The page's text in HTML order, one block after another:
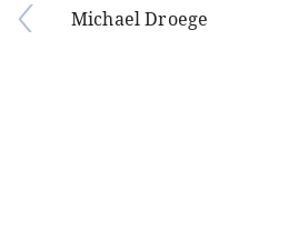
Michael Droege